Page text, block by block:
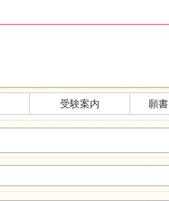
受験案内 願書